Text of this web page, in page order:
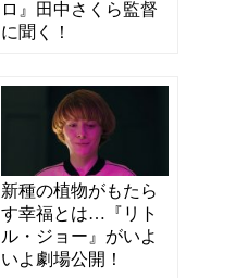
ロ』田中さくら監督
に聞く！
新種の植物がもたら
す幸福とは…『リト
ル・ジョー』がいよ
いよ劇場公開！